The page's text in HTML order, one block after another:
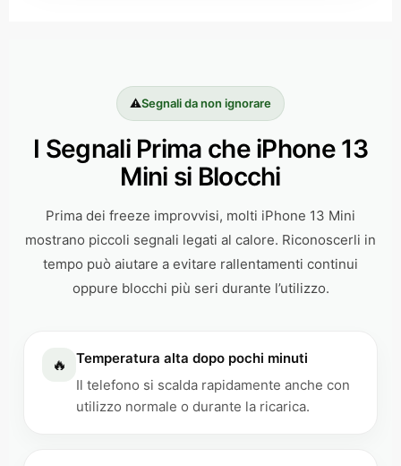
⚠️Segnali da non ignorare
I Segnali Prima che iPhone 13
Mini si Blocchi
Prima dei freeze improvvisi, molti iPhone 13 Mini
mostrano piccoli segnali legati al calore. Riconoscerli in
tempo può aiutare a evitare rallentamenti continui
oppure blocchi più seri durante l’utilizzo.
🔥
Temperatura alta dopo pochi minuti
Il telefono si scalda rapidamente anche con
utilizzo normale o durante la ricarica.